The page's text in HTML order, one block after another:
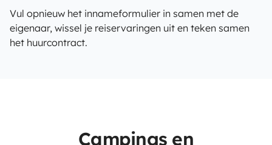
Vul opnieuw het innameformulier in samen met de
eigenaar, wissel je reiservaringen uit en teken samen
het huurcontract.
Campings en